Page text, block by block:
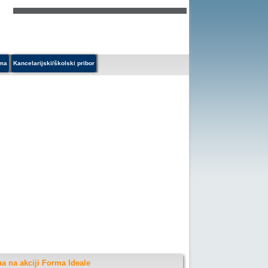
Kancelarijski/školski pribor
na akciji Forma Ideale